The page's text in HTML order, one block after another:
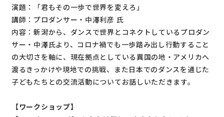
演題：「君もその一歩で世界を変えろ」
講師：プロダンサー・中澤利彦 氏
内容：新潟から、ダンスで世界とコネクトしているプロダン
サー・中澤氏より、コロナ禍でも一歩踏み出し行動すること
の大切さを軸に、現在拠点としている異国の地・アメリカへ
渡るきっかけや現地での挑戦、また日本でのダンスを通じた
子どもたちとの交流活動についてお話しいただきます。
【ワークショップ】